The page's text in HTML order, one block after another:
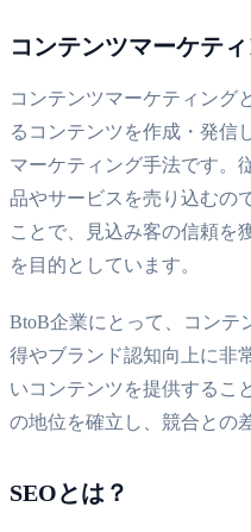
コンテンツマーケテ
コンテンツマーケティング
るコンテンツを作成・発信
マーケティング手法です。
品やサービスを売り込むの
ことで、見込み客の信頼を
を目的としています。
BtoB企業にとって、コンテ
得やブランド認知向上に非
いコンテンツを提供するこ
の地位を確立し、競合との
SEOとは？